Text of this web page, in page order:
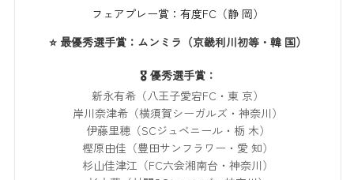
フェアプレー賞：有度FC（静 岡）
⭐ 最優秀選手賞：ムンミラ（京畿利川初等・韓 国）
🎖️ 優秀選手賞：
新永有希（八王子愛宕FC・東 京）
岸川奈津希（横須賀シーガルズ・神奈川）
伊藤里穂（SCジュベニール・栃 木）
樫原由佳（豊田サンフラワー・愛 知）
杉山佳津江（FC六会湘南台・神奈川）